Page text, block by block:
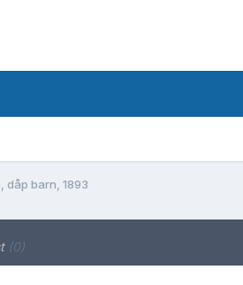
dåp barn, 1893
(0)